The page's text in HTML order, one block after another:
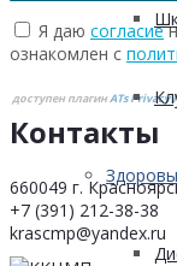
Я даю согласие
ознакомлен с
доступен плагинATs Privacy
Контакты
660049 г.
+7 (391) 212-38-38
krascmp@yandex.ru